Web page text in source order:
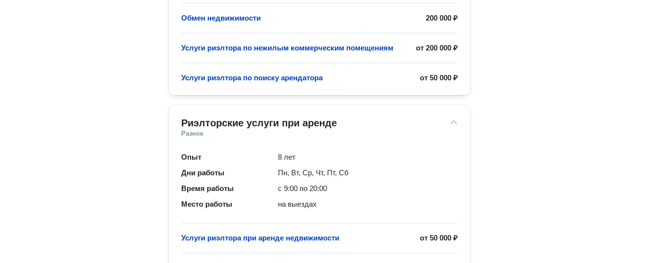
200 000 ₽
Обмен недвижимости
от200 000 ₽
Услуги риэлтора по нежилым коммерческим помещениям
от50 000 ₽
Услуги риэлтора по поиску арендатора
Риэлторские услуги при аренде
Разное
Опыт
8 лет
Дни работы
Пн, Вт, Ср, Чт, Пт, Сб
Время работы
с 9:00 по 20:00
Место работы
на выездах
от50 000 ₽
Услуги риэлтора при аренде недвижимости